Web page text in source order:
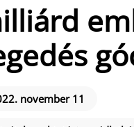
november 11